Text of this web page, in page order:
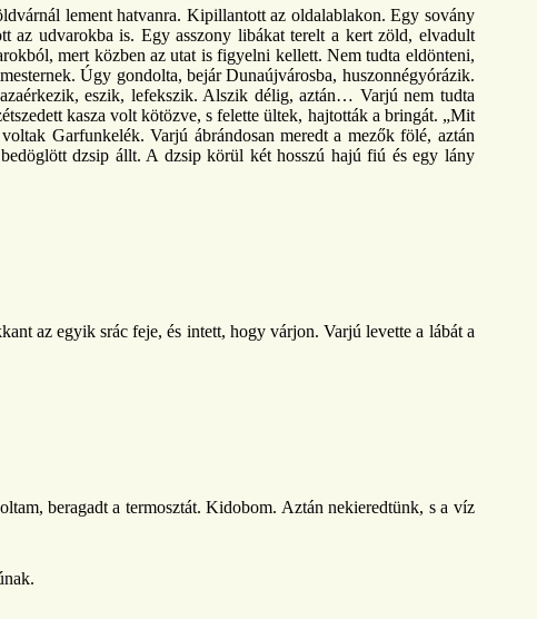
lement hatvanra. Kipillantott az oldalablakon. Egy sovány
az udvarokba is. Egy asszony libákat terelt a kert zöld, elvadult
mert közben az utat is figyelni kellett. Nem tudta eldönteni,
Úgy gondolta, bejár Dunaújvárosba, huszonnégyórázik.
eszik, lefekszik. Alszik délig, aztán… Varjú nem tudta
kasza volt kötözve, s felette ültek, hajtották a bringát. „Mit
Garfunkelék. Varjú ábrándosan meredt a mezők fölé, aztán
dzsip állt. A dzsip körül két hosszú hajú fiú és egy lány
az egyik srác feje, és intett, hogy várjon. Varjú levette a lábát a
beragadt a termosztát. Kidobom. Aztán nekieredtünk, s a víz